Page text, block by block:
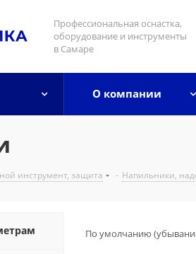
Профессиональная оснастка,
оборудование и инструменты
в Самаре
О компании
инструмент, защита - Напильники,
По умолчанию